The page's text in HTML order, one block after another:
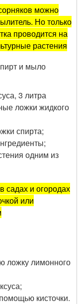
можно
Но только
проводится на
растения
и мыло
3 литра
ложки жидкого
спирта;
одним из
садах и огородах
или
ложку лимонного
кисточки.